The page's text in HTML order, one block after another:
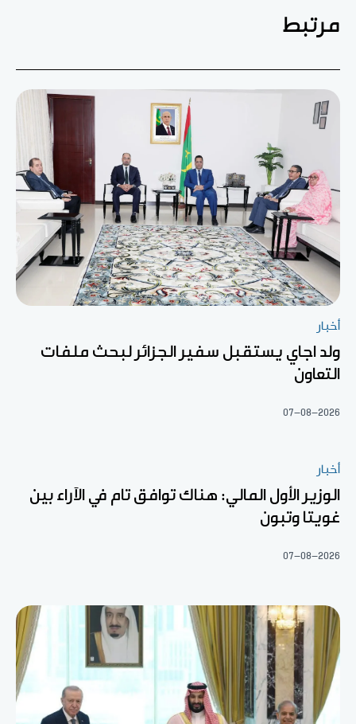
مرتبط
أخبار
ولد اجاي يستقبل سفير الجزائر لبحث ملفات
التعاون
07-08-2026
أخبار
الوزير الأول المالي: هناك توافق تام في الآراء بين
غويتا وتبون
07-08-2026